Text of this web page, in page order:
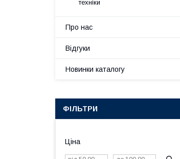
техніки
Про нас
Відгуки
Новинки каталогу
ФІЛЬТРИ
Ціна